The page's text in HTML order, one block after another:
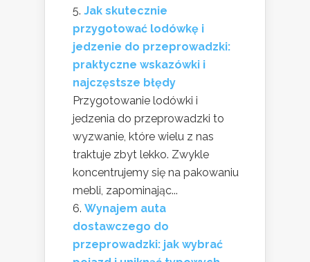
Jak skutecznie
przygotować lodówkę i
jedzenie do przeprowadzki:
praktyczne wskazówki i
najczęstsze błędy
Przygotowanie lodówki i
jedzenia do przeprowadzki to
wyzwanie, które wielu z nas
traktuje zbyt lekko. Zwykle
koncentrujemy się na pakowaniu
mebli, zapominając...
Wynajem auta
dostawczego do
przeprowadzki: jak wybrać